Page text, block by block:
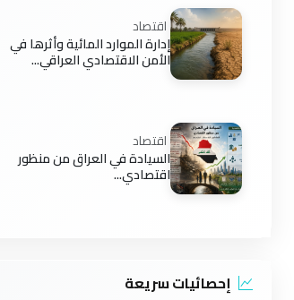
اقتصاد
إدارة الموارد المائية وأثرها في
الأمن الاقتصادي العراقي...
اقتصاد
السيادة في العراق من منظور
اقتصادي...
إحصائيات سريعة